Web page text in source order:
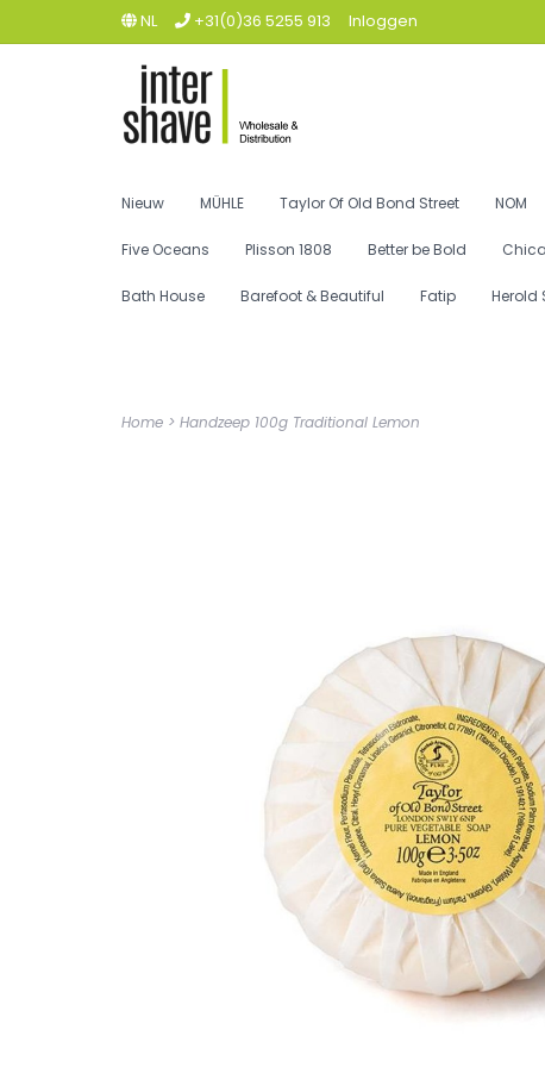
NL +31(0)36 5255 913 Inloggen
Nieuw MÜHLE Taylor Of Old Bond Street NOM
Five Oceans Plisson 1808 Better be Bold
Bath House Barefoot & Beautiful Fatip Herold
Home > Handzeep 100g Traditional Lemon